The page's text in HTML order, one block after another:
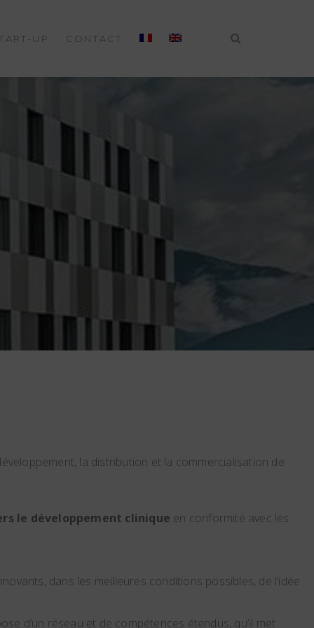
UP CONTACT
la distribution et la commercialisation de
le développement clinique en conformité avec les
dans les meilleures conditions possibles, de l’idée
d’un réseau et de compétences étendus, qu’il met